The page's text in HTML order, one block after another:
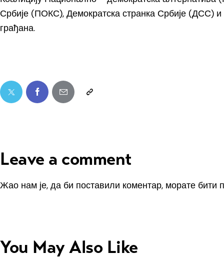
Србије (ПОКС), Демократска странка Србије (ДСС) и
грађана.
Leave a comment
Жао нам је, да би поставили коментар, морате бити
You May Also Like